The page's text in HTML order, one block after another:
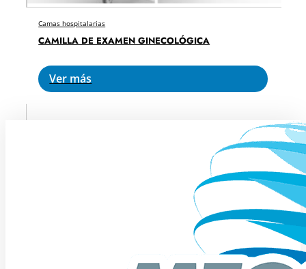
Camas hospitalarias
CAMILLA DE EXAMEN GINECOLÓGICA
Ver más